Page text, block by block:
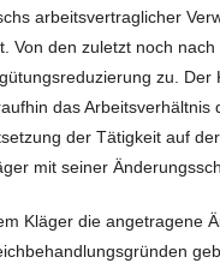
arbeitsvertraglicher
Von den zuletzt noch
zu.
das
der Tätigkeit auf
mit seiner
Kläger die angetragene